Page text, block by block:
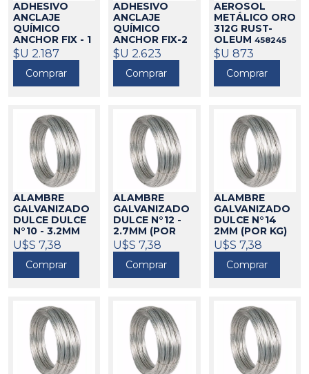
ADHESIVO
ANCLAJE
QUÍMICO
ANCHOR FIX - 1
SIKA 521014
$U 2.187
Comprar
ADHESIVO
ANCLAJE
QUÍMICO
ANCHOR FIX-2
SIKA 521073
$U 2.623
Comprar
AEROSOL
METÁLICO ORO
312G RUST-
OLEUM 458245
$U 873
Comprar
ALAMBRE
GALVANIZADO
DULCE DULCE
N°10 - 3.2MM
(POR KG)
U$S 7,38
Comprar
ALAMBRE
GALVANIZADO
DULCE N°12 -
2.7MM (POR
KG)46025
U$S 7,38
Comprar
ALAMBRE
GALVANIZADO
DULCE N°14
2MM (POR KG)
46027
U$S 7,38
Comprar